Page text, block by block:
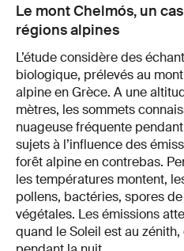
Le mont Chelmós, un
régions alpines
L’étude considère des
biologique, prélevés au
alpine en Grèce. A une
mètres, les sommets
nuageuse fréquente
sujets à l’influence des
forêt alpine en contrebas.
les températures montent,
pollens, bactéries, spores
végétales. Les émissions
quand le Soleil est au